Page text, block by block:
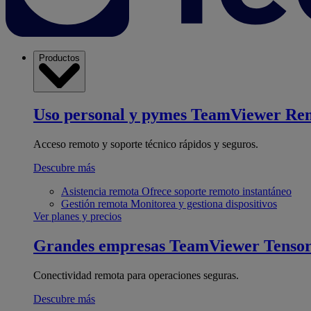
Productos
Uso personal y pymes TeamViewer
Acceso remoto y soporte técnico rápidos y seguros.
Descubre más
Asistencia remota Ofrece soporte remoto instantáneo
Gestión remota Monitorea y gestiona dispositivos
Ver planes y precios
Grandes empresas TeamViewer Tensor
Conectividad remota para operaciones seguras.
Descubre más